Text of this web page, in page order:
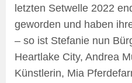
letzten Setwelle 2022
geworden und haben
– so ist Stefanie nun
Heartlake City, Andrea
Künstlerin, Mia